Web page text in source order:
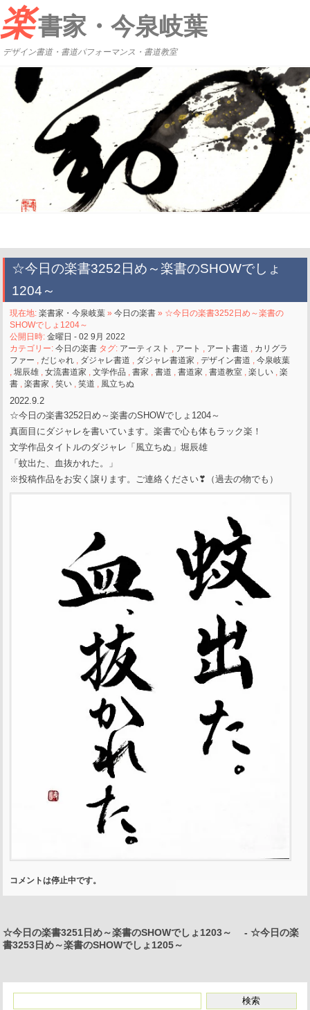
楽書家・今泉岐葉
デザイン書道・書道パフォーマンス・書道教室
☆今日の楽書3252日め～楽書のSHOWでしょ
1204～
現在地:楽書家・今泉岐葉 »今日の楽書 » ☆今日の楽書3252日め～楽書の
SHOWでしょ1204～
公開日時:金曜日 - 02 9月 2022
カテゴリー:今日の楽書 タグ: アーティスト , アート , アート書道 , カリグラ
ファー , だじゃれ , ダジャレ書道 , ダジャレ書道家 ,デザイン書道 ,今泉岐葉
,堀辰雄 ,女流書道家 ,文学作品 ,書家 ,書道 ,書道家 ,書道教室 ,楽しい ,楽
書 ,楽書家 ,笑い ,笑道 , 風立ちぬ
2022.9.2
☆今日の楽書3252日め～楽書のSHOWでしょ1204～
真面目にダジャレを書いています。楽書で心も体もラック楽！
文学作品タイトルのダジャレ「風立ちぬ」堀辰雄
「蚊出た、血抜かれた。」
※投稿作品をお安く譲ります。ご連絡ください❣（過去の物でも）
コメントは停止中です。
☆今日の楽書3251日め～楽書のSHOWでしょ1203～ -☆今日の楽
書3253日め～楽書のSHOWでしょ1205～